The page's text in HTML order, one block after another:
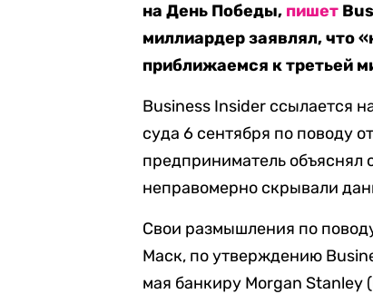
на День Победы, пишет
миллиардер заявлял, что
приближаемся к третьей
Business Insider ссылается
суда 6 сентября по поводу
предприниматель объяснял
неправомерно скрывали
Свои размышления по
Маск, по утверждению
мая банкиру Morgan Stanley